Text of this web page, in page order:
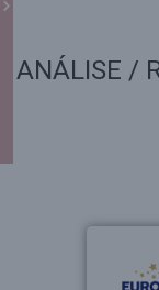
ANÁLISE /